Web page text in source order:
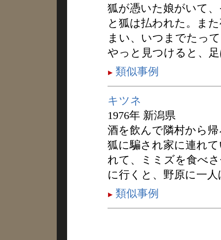
狐が憑いた娘がいて
と狐は払われた。ま
まい、いつまでたっ
やっと見つけると、
類似事例
キツネ
1976年 新潟県
酒を飲んで隣村から
狐に騙され家に連れ
れて、ミミズを食べ
に行くと、野原に一
類似事例